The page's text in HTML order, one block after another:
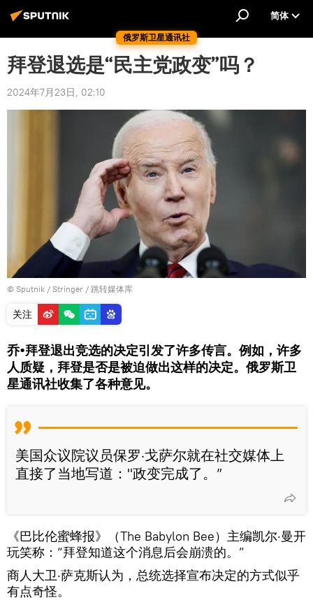
俄罗斯卫星通讯社
简体
拜登退选是“民主党政变”吗？
2024年7月23日, 02:10
© Sputnik / Stringer / 跳转媒体库
关注
乔•拜登退出竞选的决定引发了许多传言。例如，许多
人质疑，拜登是否是被迫做出这样的决定。俄罗斯卫
星通讯社收集了各种意见。
美国众议院议员保罗·戈萨尔就在社交媒体上
直接了当地写道："政变完成了。”
《巴比伦蜜蜂报》（The Babylon Bee）主编凯尔·曼开
玩笑称：“拜登知道这个消息后会崩溃的。”
商人大卫·萨克斯认为，总统选择宣布决定的方式似乎
有点奇怪。